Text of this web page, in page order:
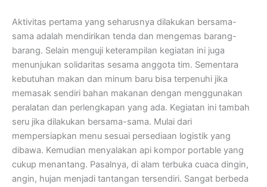
Aktivitas pertama yang seharusnya dilakukan bersama-
sama adalah mendirikan tenda dan mengemas barang-
barang. Selain menguji keterampilan kegiatan ini juga
menunjukan solidaritas sesama anggota tim. Sementara
kebutuhan makan dan minum baru bisa terpenuhi jika
memasak sendiri bahan makanan dengan menggunakan
peralatan dan perlengkapan yang ada. Kegiatan ini tambah
seru jika dilakukan bersama-sama. Mulai dari
mempersiapkan menu sesuai persediaan logistik yang
dibawa. Kemudian menyalakan api kompor portable yang
cukup menantang. Pasalnya, di alam terbuka cuaca dingin,
angin, hujan menjadi tantangan tersendiri. Sangat berbeda